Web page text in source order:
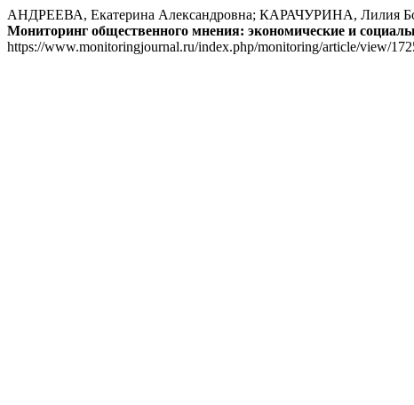
АНДРЕЕВА, Екатерина Александровна; КАРАЧУРИНА, Лилия
Мониторинг общественного мнения: экономические и
https://www.monitoringjournal.ru/index.php/monitoring/article/view/